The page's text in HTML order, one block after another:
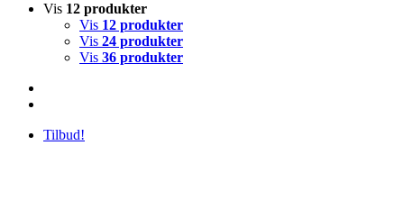
Vis 12 produkter
Vis 12 produkter
Vis 24 produkter
Vis 36 produkter
Tilbud!